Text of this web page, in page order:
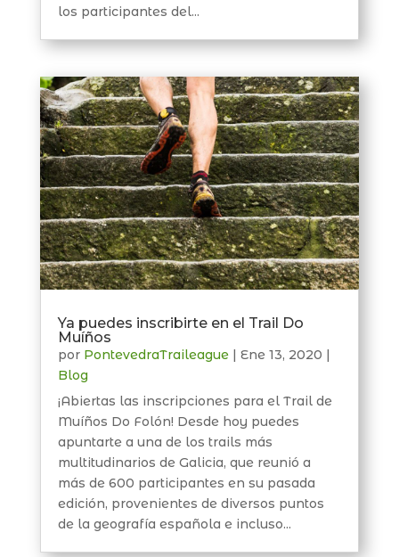
los participantes del...
Ya puedes inscribirte en el Trail Do
Muíños
por PontevedraTraileague| Ene 13, 2020 |
Blog
¡Abiertas las inscripciones para el Trail de
Muíños Do Folón! Desde hoy puedes
apuntarte a una de los trails más
multitudinarios de Galicia, que reunió a
más de 600 participantes en su pasada
edición, provenientes de diversos puntos
de la geografía española e incluso...